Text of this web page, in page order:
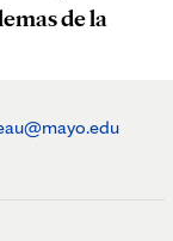
de la